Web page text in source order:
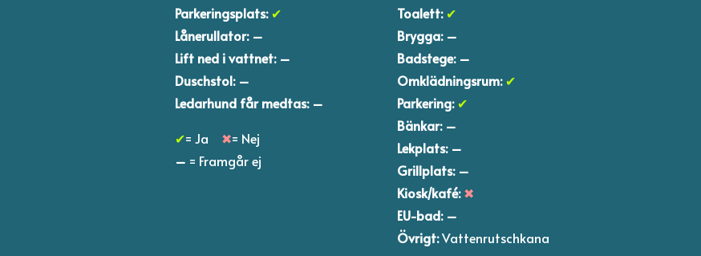
Parkeringsplats: ✔
Lånerullator: –
Lift ned i vattnet: –
Duschstol: –
Ledarhund får medtas: –​
✔= Ja ✖= Nej
– = Framgår ej
Toalett: ✔
Brygga: –​
Badstege: –​
Omklädningsrum: ✔
Parkering: ✔
Bänkar: –​
Lekplats: –​
Grillplats: –​
Kiosk/kafé:✖
EU-bad: –​
Övrigt:Vattenrutschkana